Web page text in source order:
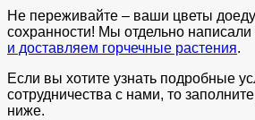
Не переживайте – ваши цветы
сохранности! Мы отдельно написали
и доставляем горчечные растения.
Если вы хотите узнать подробные
сотрудничества с нами, то
ниже.